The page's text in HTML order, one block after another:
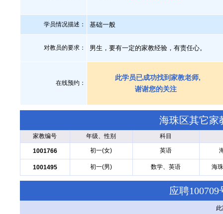
学员情况描述： 基础一般
对教员的要求： 男生，要有一定的家教经验，有责任心。
在线预约：
此学员已成功找到家教老师,
谢谢您的关注
海珠区其它家
家教编号 年级、性别 科目
1001766 初一(女) 英语
1001495 初一(男) 数学、英语 海
应聘